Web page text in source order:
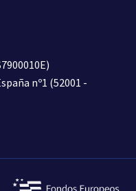
nº1 (52001 -